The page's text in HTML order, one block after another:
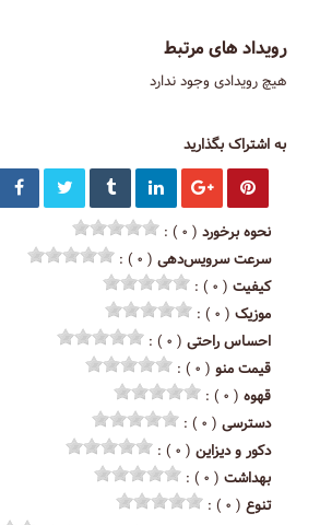
رویداد های مرتبط
هیچ رویدادی وجود ندارد
به اشتراک بگذارید
نحوه برخورد ( ۰ ) :
سرعت سرویس‌دهی ( ۰ ) :
کیفیت ( ۰ ) :
موزیک ( ۰ ) :
احساس راحتی ( ۰ ) :
قیمت منو ( ۰ ) :
قهوه ( ۰ ) :
دسترسی ( ۰ ) :
دکور و دیزاین ( ۰ ) :
بهداشت ( ۰ ) :
تنوع ( ۰ ) :